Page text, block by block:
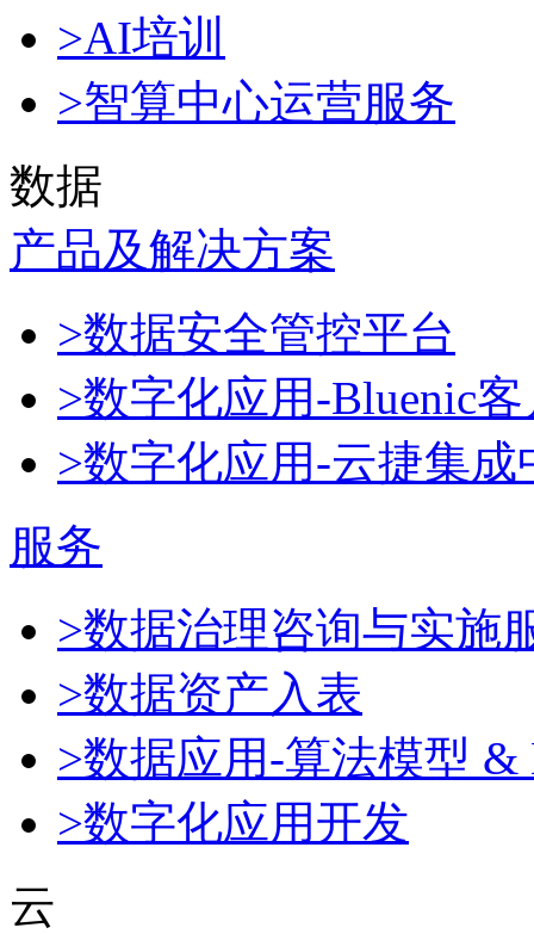
>AI培训
>智算中心运营服务
数据
产品及解决方案
>数据安全管控平台
>数字化应用-Bluenic
>数字化应用-云捷集成
服务
>数据治理咨询与实施
>数据资产入表
>数据应用-算法模型 &
>数字化应用开发
云